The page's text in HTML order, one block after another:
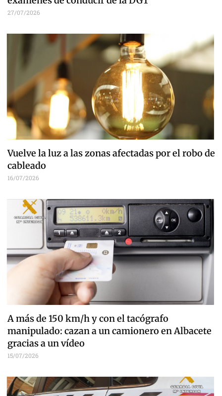
27/07/2026
Vuelve la luz a las zonas afectadas por el robo de
cableado
16/07/2026
A más de 150 km/h y con el tacógrafo
manipulado: cazan a un camionero en Albacete
gracias a un vídeo
15/07/2026